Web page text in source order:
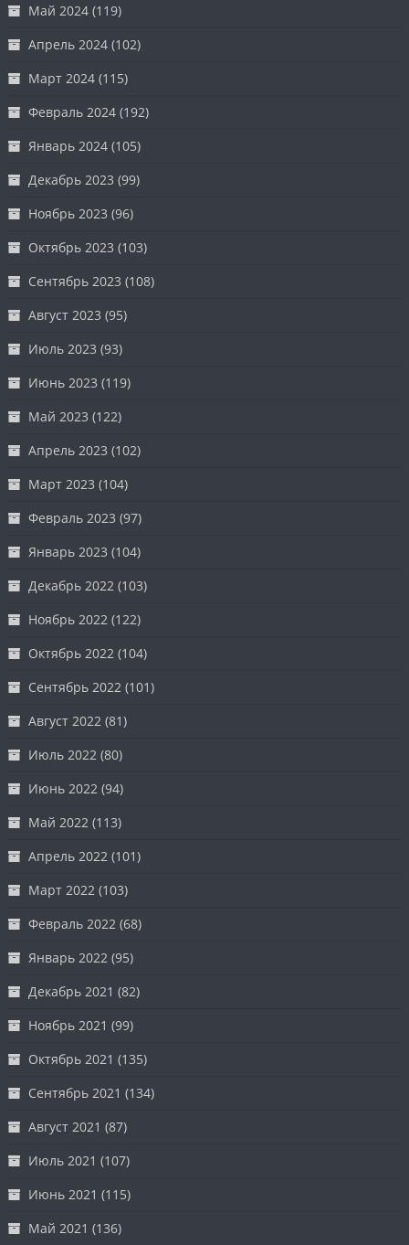
Май 2024 (119)
Апрель 2024 (102)
Март 2024 (115)
Февраль 2024 (192)
Январь 2024 (105)
Декабрь 2023 (99)
Ноябрь 2023 (96)
Октябрь 2023 (103)
Сентябрь 2023 (108)
Август 2023 (95)
Июль 2023 (93)
Июнь 2023 (119)
Май 2023 (122)
Апрель 2023 (102)
Март 2023 (104)
Февраль 2023 (97)
Январь 2023 (104)
Декабрь 2022 (103)
Ноябрь 2022 (122)
Октябрь 2022 (104)
Сентябрь 2022 (101)
Август 2022 (81)
Июль 2022 (80)
Июнь 2022 (94)
Май 2022 (113)
Апрель 2022 (101)
Март 2022 (103)
Февраль 2022 (68)
Январь 2022 (95)
Декабрь 2021 (82)
Ноябрь 2021 (99)
Октябрь 2021 (135)
Сентябрь 2021 (134)
Август 2021 (87)
Июль 2021 (107)
Июнь 2021 (115)
Май 2021 (136)